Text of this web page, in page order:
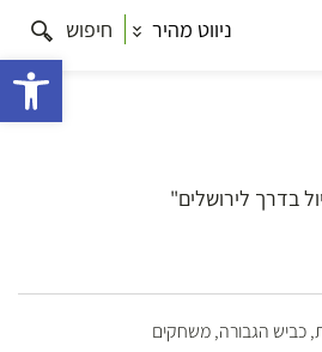
ניווט מהיר חיפוש
בדרך לירושלים"
כביש הגבורה, משחקים